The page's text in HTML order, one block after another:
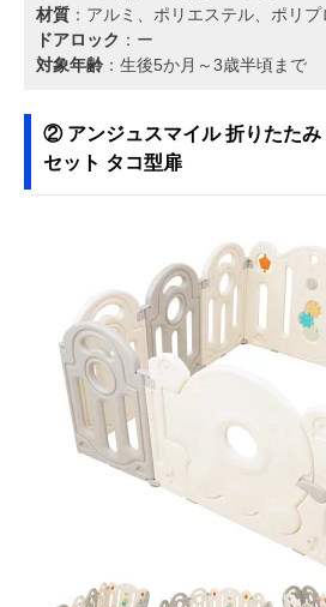
材質 ：アルミ、ポリエステル、ポリ
ドアロック ：ー
対象年齢 ：生後5か月～3歳半頃まで
② アンジュスマイル 折りたたみ
セット タコ型扉